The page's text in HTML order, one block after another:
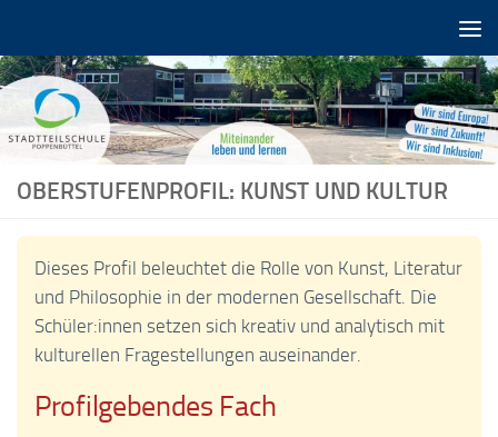
OBERSTUFENPROFIL: KUNST UND KULTUR
Dieses Profil beleuchtet die Rolle von Kunst, Literatur
und Philosophie in der modernen Gesellschaft. Die
Schüler:innen setzen sich kreativ und analytisch mit
kulturellen Fragestellungen auseinander.
Profilgebendes Fach